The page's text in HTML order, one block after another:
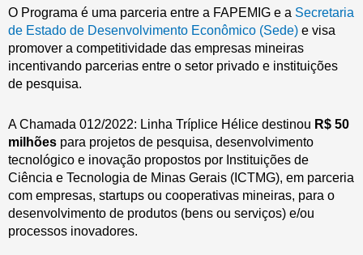
O Programa é uma parceria entre a FAPEMIG e a Secretaria
de Estado de Desenvolvimento Econômico (Sede) e visa
promover a competitividade das empresas mineiras
incentivando parcerias entre o setor privado e instituições
de pesquisa.
A Chamada 012/2022: Linha Tríplice Hélice destinou R$ 50
milhões para projetos de pesquisa, desenvolvimento
tecnológico e inovação propostos por Instituições de
Ciência e Tecnologia de Minas Gerais (ICTMG), em parceria
com empresas, startups ou cooperativas mineiras, para o
desenvolvimento de produtos (bens ou serviços) e/ou
processos inovadores.